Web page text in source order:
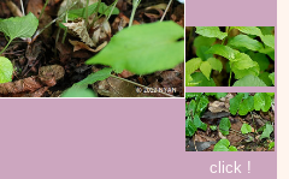
click !